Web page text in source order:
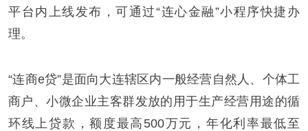
平台内上线发布，可通过“连心金融”小程序快捷办
理。
“连商e贷”是面向大连辖区内一般经营自然人、个体工
商户、小微企业主客群发放的用于生产经营用途的循
环线上贷款，额度最高500万元，年化利率最低至